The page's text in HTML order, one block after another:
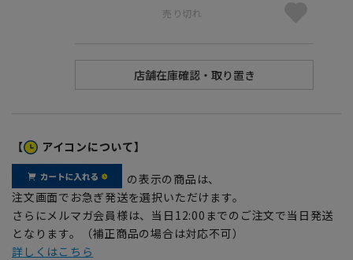
売り切れ
【 アイコンについて】
の表示の商品は、
注文画面でお急ぎ発送を選択いただけます。
さらにメルマガ会員様は、当日12:00までのご注文で当日発送
となります。（補正商品の場合は対応不可）
詳しくはこちら